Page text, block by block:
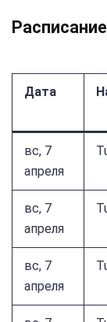
Дата
вс, 7
апреля
вс, 7
апреля
вс, 7
апреля